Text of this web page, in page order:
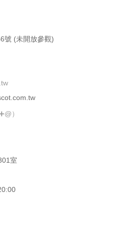
號 (未開放參觀)
）
室